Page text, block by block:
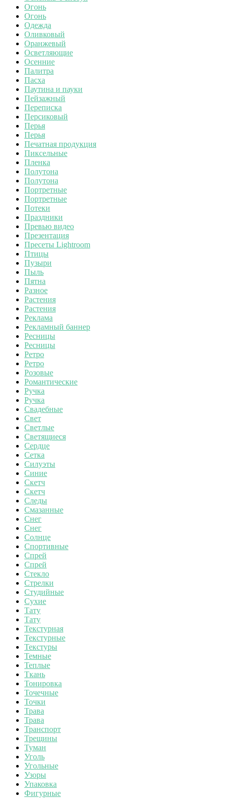
Огонь
Огонь
Одежда
Оливковый
Оранжевый
Осветляющие
Осенние
Палитра
Пасха
Паутина и пауки
Пейзажный
Переписка
Персиковый
Перья
Перья
Печатная продукция
Пиксельные
Пленка
Полутона
Полутона
Портретные
Портретные
Потеки
Праздники
Превью видео
Презентация
Пресеты Lightroom
Птицы
Пузыри
Пыль
Пятна
Разное
Растения
Растения
Реклама
Рекламный баннер
Ресницы
Ресницы
Ретро
Ретро
Розовые
Романтические
Ручка
Ручка
Свадебные
Свет
Светлые
Светящиеся
Сердце
Сетка
Силуэты
Синие
Скетч
Скетч
Следы
Смазанные
Снег
Снег
Солнце
Спортивные
Спрей
Спрей
Стекло
Стрелки
Студийные
Сухие
Тату
Тату
Текстурная
Текстурные
Текстуры
Темные
Теплые
Ткань
Тонировка
Точечные
Точки
Трава
Трава
Транспорт
Трещины
Туман
Уголь
Угольные
Узоры
Упаковка
Фигурные